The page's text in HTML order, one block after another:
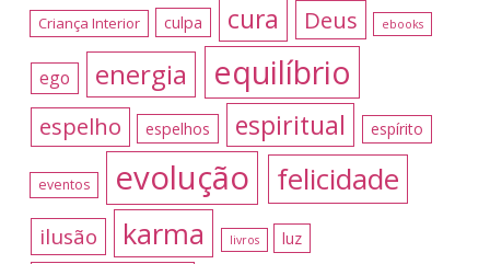
Criança Interior culpa cura Deus ebooks
ego energia equilíbrio
espelho espelhos espiritual espírito
eventos evolução felicidade
ilusão karma livros luz